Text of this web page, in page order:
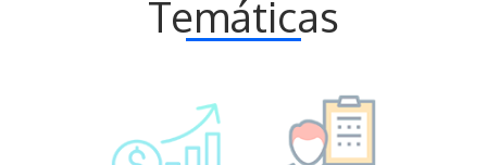
Temáticas